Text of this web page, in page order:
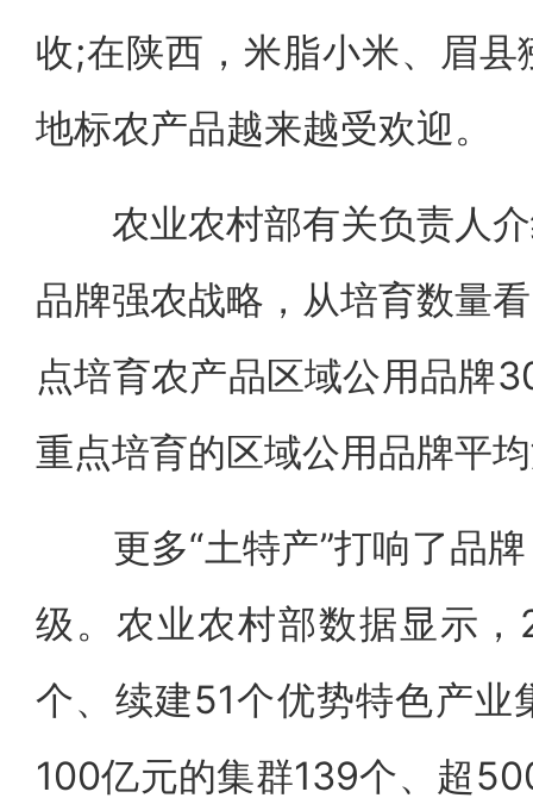
收;在陕西，米脂小米、眉
地标农产品越来越受欢迎。
农业农村部有关负责人介
品牌强农战略，从培育数量
点培育农产品区域公用品牌
重点培育的区域公用品牌平
更多“土特产”打响了品牌
级。农业农村部数据显示
个、续建51个优势特色产
100亿元的集群139个、超